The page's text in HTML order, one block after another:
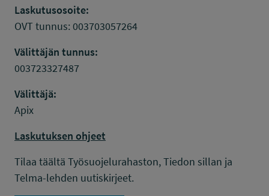
Laskutusosoite:
OVT tunnus: 003703057264
Välittäjän tunnus:
003723327487
Välittäjä:
Apix
Laskutuksen ohjeet
Tilaa täältä Työsuojelurahaston, Tiedon sillan ja
Telma-lehden uutiskirjeet.